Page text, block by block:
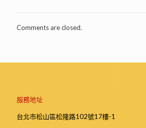
Comments are closed.
服務地址
台北市松山區松隆路102號17樓-1